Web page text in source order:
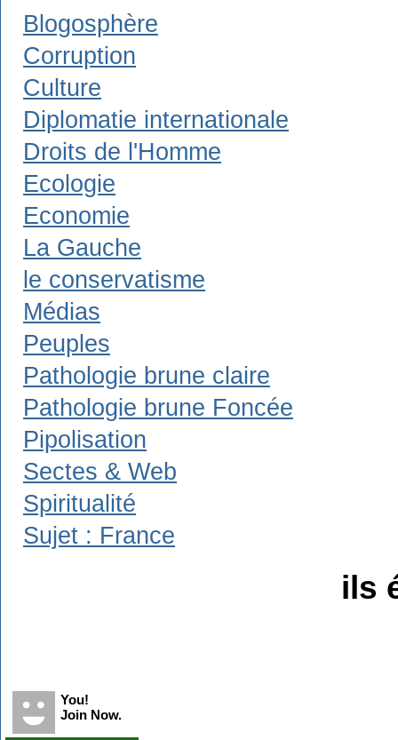
Blogosphère
Corruption
Culture
Diplomatie internationale
Droits de l'Homme
Ecologie
Economie
La Gauche
le conservatisme
Médias
Peuples
Pathologie brune claire
Pathologie brune Foncée
Pipolisation
Sectes & Web
Spiritualité
Sujet : France
ils
You!
Join Now.